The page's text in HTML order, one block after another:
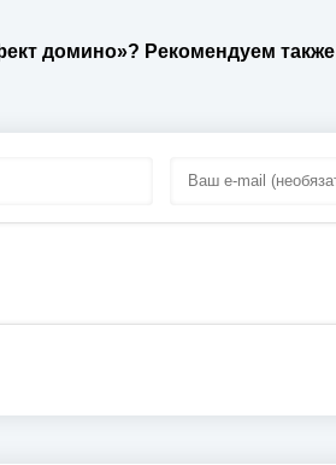
домино»? Рекомендуем также